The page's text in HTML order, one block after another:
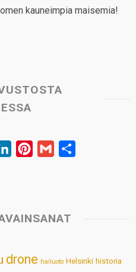
kauneimpia maisemia!
e
n
e
s
l
drone hailuoto Helsinki historia